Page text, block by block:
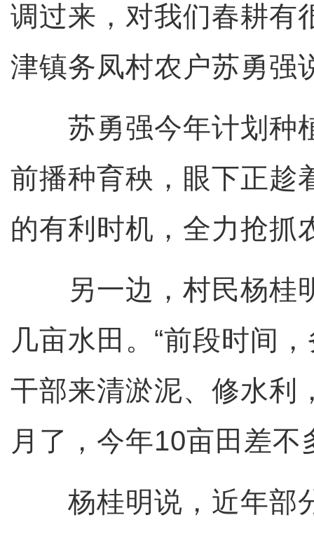
调过来，对我们春耕有
津镇务凤村农户苏勇强
苏勇强今年计划种
前播种育秧，眼下正趁
的有利时机，全力抢抓
另一边，村民杨桂
几亩水田。“前段时间
干部来清淤泥、修水利
月了，今年10亩田差不
杨桂明说，近年部